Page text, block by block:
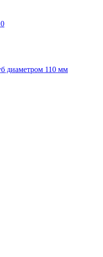
диаметром 110 мм